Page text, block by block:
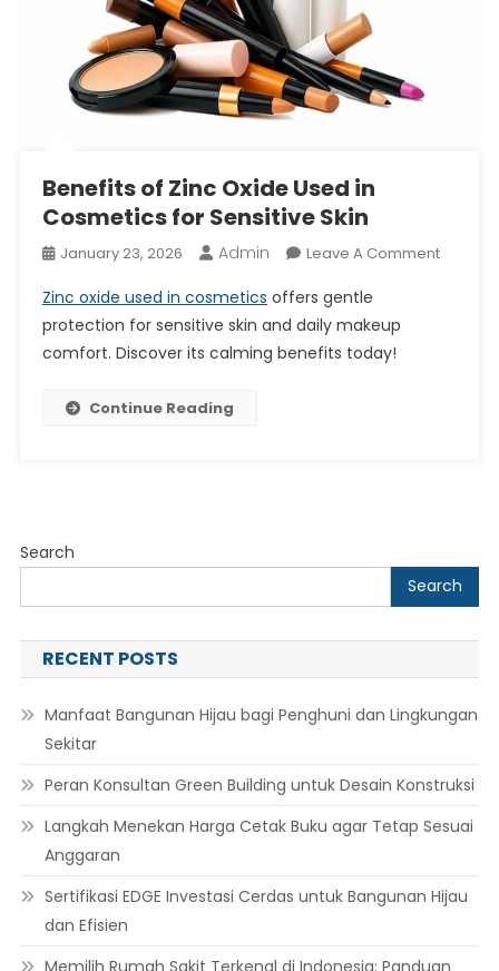
Benefits of Zinc Oxide Used in
Cosmetics for Sensitive Skin
January 23, 2026 Admin Leave A CommentOn
Zinc oxide used in cosmetics offers gentle
protection for sensitive skin and daily makeup
comfort. Discover its calming benefits today!
Continue Reading
Search
Search
RECENT POSTS
Manfaat Bangunan Hijau bagi Penghuni dan Lingkungan
Sekitar
Peran Konsultan Green Building untuk Desain Konstruksi
Langkah Menekan Harga Cetak Buku agar Tetap Sesuai
Anggaran
Sertifikasi EDGE Investasi Cerdas untuk Bangunan Hijau
dan Efisien
Memilih Rumah Sakit Terkenal di Indonesia: Panduan